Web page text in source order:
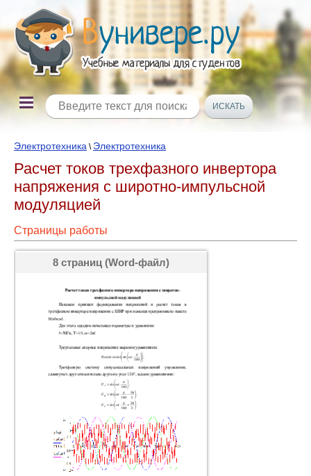
Электротехника \ Электротехника
Расчет токов трехфазного инвертора
напряжения с широтно-импульсной
модуляцией
Страницы работы
8 страниц (Word-файл)